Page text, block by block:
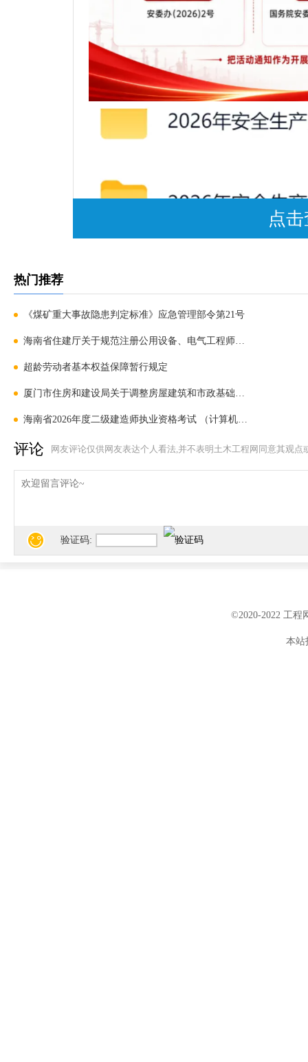
点
热门推荐
《煤矿重大事故隐患判定标准》应急管理部令第21号
海南省住建厅关于规范注册公用设备、电气工程师执业有
超龄劳动者基本权益保障暂行规定
厦门市住房和建设局关于调整房屋建筑和市政基础设施工
海南省2026年度二级建造师执业资格考试 （计算机化考试
评论 网友评论仅供网友表达个人看法,并不表明土木工程网同意其观点
验证码:
©2020-2022 工程
本站